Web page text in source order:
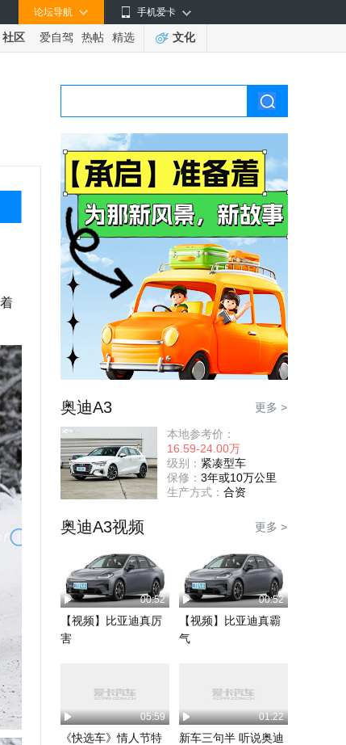
手机爱卡
论坛导航
社区 爱自驾 热帖 精选 文化
奥迪A3 更多 >
本地参考价：
16.59-24.00万
级别： 紧凑型车
保修： 3年或10万公里
生产方式： 合资
奥迪A3视频 更多 >
00:52
【视频】比亚迪真厉
害
00:52
【视频】比亚迪真霸
气
05:59
《快选车》情人节特
01:22
新车三句半 听说奥迪